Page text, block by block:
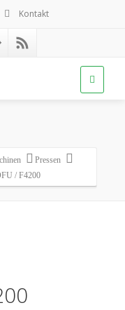
Kontakt
Pressen
/ F4200